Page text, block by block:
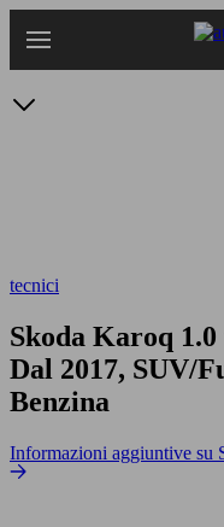
tecnici
Skoda Karoq 1.0
Dal 2017, SUV/
Benzina
Informazioni aggiuntive su